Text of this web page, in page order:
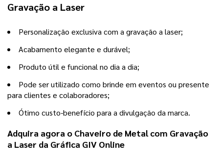
Gravação a Laser
Personalização exclusiva com a gravação a laser;
Acabamento elegante e durável;
Produto útil e funcional no dia a dia;
Pode ser utilizado como brinde em eventos ou presente
para clientes e colaboradores;
Ótimo custo-benefício para a divulgação da marca.
Adquira agora o Chaveiro de Metal com Gravação
a Laser da Gráfica GIV Online